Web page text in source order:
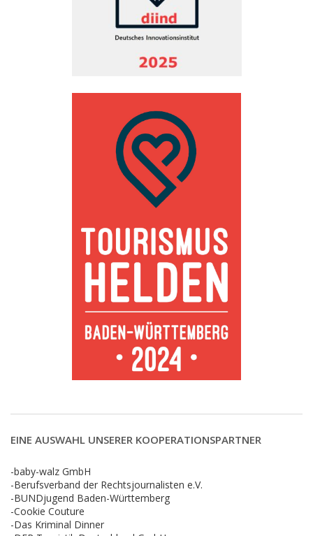
EINE AUSWAHL UNSERER KOOPERATIONSPARTNER
-baby-walz GmbH
-Berufsverband der Rechtsjournalisten e.V.
-BUNDjugend Baden-Württemberg
-Cookie Couture
-Das Kriminal Dinner